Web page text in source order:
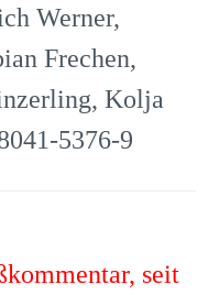
Werner,
Frechen,
Kolja
5376-9
seit